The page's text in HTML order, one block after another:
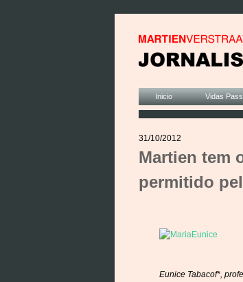
Inicio Vidas
31/10/2012
Martien tem
permitido
Eunice Tabacof*,